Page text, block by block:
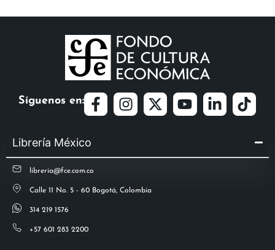
Síguenos en:
Librería México
libreria@fce.com.co
Calle 11 No. 5 - 60 Bogotá, Colombia
314 219 1576
+57 601 283 2200